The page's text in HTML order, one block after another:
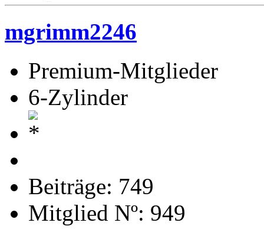
mgrimm2246
Premium-Mitglieder
6-Zylinder
Beiträge: 749
Mitglied Nº: 949